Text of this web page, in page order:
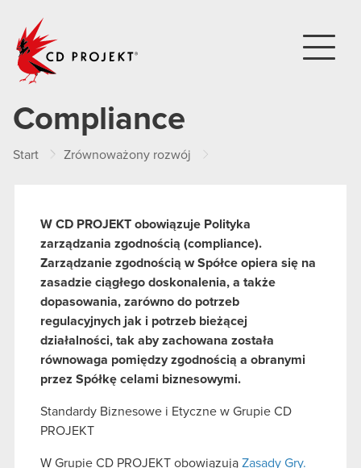
Compliance
Start Zrównoważony rozwój
W CD PROJEKT obowiązuje Polityka
zarządzania zgodnością (compliance).
Zarządzanie zgodnością w Spółce opiera się na
zasadzie ciągłego doskonalenia, a także
dopasowania, zarówno do potrzeb
regulacyjnych jak i potrzeb bieżącej
działalności, tak aby zachowana została
równowaga pomiędzy zgodnością a obranymi
przez Spółkę celami biznesowymi.
Standardy Biznesowe i Etyczne w Grupie CD
PROJEKT
W Grupie CD PROJEKT obowiązują Zasady Gry.